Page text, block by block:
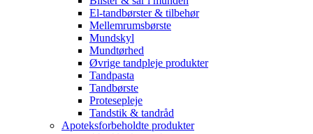
El-tandbørster & tilbehør
Mellemrumsbørste
Mundskyl
Mundtørhed
Øvrige tandpleje produkter
Tandpasta
Tandbørste
Protesepleje
Tandstik & tandråd
Apoteksforbeholdte produkter